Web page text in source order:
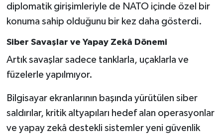
diplomatik girişimleriyle de NATO içinde özel bir
konuma sahip olduğunu bir kez daha gösterdi.
Siber Savaşlar ve Yapay Zekâ Dönemi
Artık savaşlar sadece tanklarla, uçaklarla ve
füzelerle yapılmıyor.
Bilgisayar ekranlarının başında yürütülen siber
saldırılar, kritik altyapıları hedef alan operasyonlar
ve yapay zekâ destekli sistemler yeni güvenlik